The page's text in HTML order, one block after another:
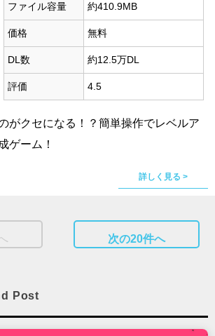
ファイル容量 約410.9MB
価格 無料
DL数 約12.5万DL
評価 4.5
がクセになる！？簡単操作でレベルア
ゲーム！
詳しく見る >
次の20件へ
Post